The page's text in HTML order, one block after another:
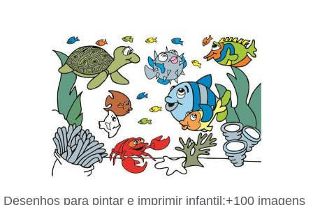
Desenhos para pintar e imprimir infantil:+100 imagens